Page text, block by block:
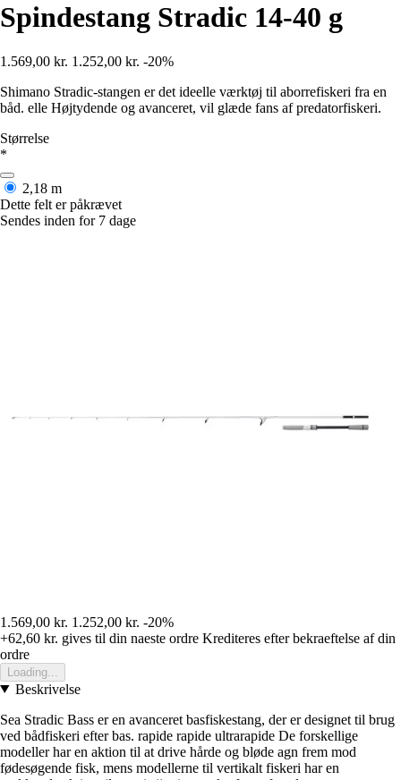
Spindestang Stradic 14-40 g
1.569,00 kr. 1.252,00 kr. -20%
Shimano Stradic-stangen er det ideelle værktøj til aborrefiskeri fra en
båd. elle Højtydende og avanceret, vil glæde fans af predatorfiskeri.
Størrelse
*
2,18 m
Dette felt er påkrævet
Sendes inden for 7 dage
1.569,00 kr. 1.252,00 kr. -20%
+62,60 kr. gives til din naeste ordre Krediteres efter bekraeftelse af din
ordre
Loading...
Beskrivelse
Sea Stradic Bass er en avanceret basfiskestang, der er designet til brug
ved bådfiskeri efter bas. rapide rapide ultrarapide De forskellige
modeller har en aktion til at drive hårde og bløde agn frem mod
fødesøgende fisk, mens modellerne til vertikalt fiskeri har en